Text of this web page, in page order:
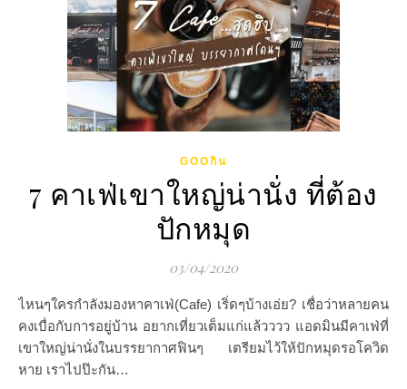
GOOกิน
7 คาเฟ่เขาใหญ่น่านั่ง ที่ต้อง
ปักหมุด
03/04/2020
ไหนๆใครกำลังมองหาคาเฟ่(Cafe) เริ่ดๆบ้างเอ่ย? เชื่อว่าหลายคน
คงเบื่อกับการอยู่บ้าน อยากเที่ยวเต็มแก่แล้วววว แอดมินมีคาเฟ่ที่
เขาใหญ่น่านั่งในบรรยากาศฟินๆ เตรียมไว้ให้ปักหมุดรอโควิด
หาย เราไปป๊ะกัน…